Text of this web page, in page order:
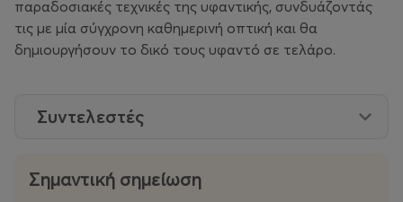
παραδοσιακές τεχνικές της υφαντικής, συνδυάζοντάς
τις με μία σύγχρονη καθημερινή οπτική και θα
δημιουργήσουν το δικό τους υφαντό σε τελάρο.
Συντελεστές
Σημαντική σημείωση